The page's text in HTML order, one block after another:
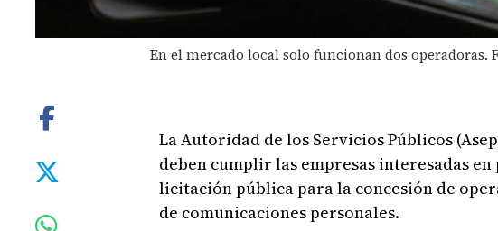
En el mercado local solo funcionan dos operadoras.
La Autoridad de los Servicios Públicos
deben cumplir las empresas interesadas
licitación pública para la concesión de
de comunicaciones personales.